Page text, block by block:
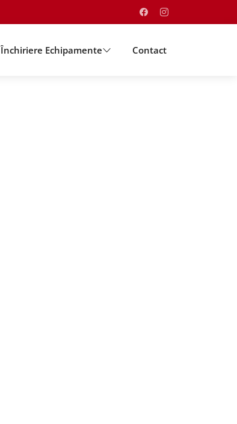
Închiriere Echipamente Contact